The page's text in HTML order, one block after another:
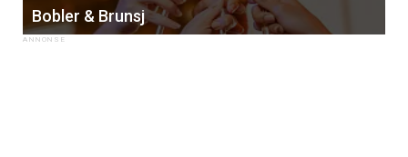
Bobler & Brunsj